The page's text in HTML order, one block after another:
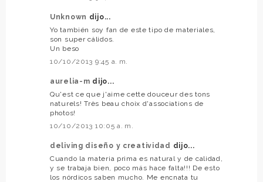
Unknown dijo...
Yo también soy fan de este tipo de materiales,
son super cálidos.
Un beso
10/10/2013 9:45 a. m.
aurelia-m dijo...
Qu'est ce que j'aime cette douceur des tons
naturels! Très beau choix d'associations de
photos!
10/10/2013 10:05 a. m.
deliving diseño y creatividad dijo...
Cuando la materia prima es natural y de calidad,
y se trabaja bien, poco más hace falta!!! De esto
los nórdicos saben mucho. Me encnata tu